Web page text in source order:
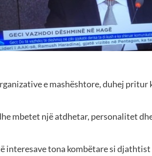
e mashështore, duhej pritur
mbetet një atdhetar, personalitet
interesave tona kombëtare si